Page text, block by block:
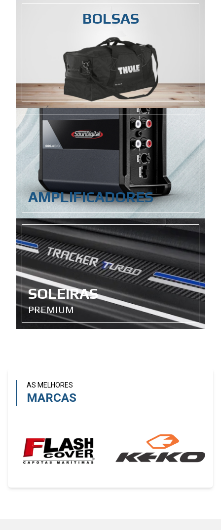
BOLSAS
AMPLIFICADORES
SOLEIRAS
PREMIUM
AS MELHORES
MARCAS